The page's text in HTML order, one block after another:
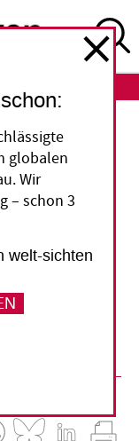
ABO
im
Jahren legt
des
der Kampf
noch
globalen
Wir
– schon 3
welt-sichten